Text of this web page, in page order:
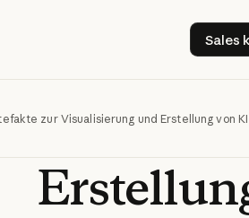
Sales
zur Visualisierung und Erstellung von